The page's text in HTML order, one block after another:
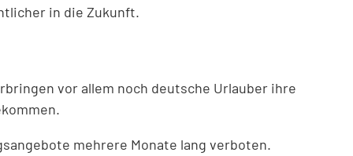
in die Zukunft.
vor allem noch deutsche Urlauber ihre
mehrere Monate lang verboten.